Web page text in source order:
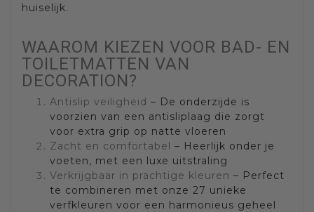
huiselijk.
WAAROM KIEZEN VOOR BAD- EN
TOILETMATTEN VAN
DECORATION?
Antislip veiligheid – De onderzijde is
voorzien van een antisliplaag die zorgt
voor extra grip op natte vloeren
Zacht en comfortabel – Heerlijk onder je
voeten, met een luxe uitstraling
Verkrijgbaar in prachtige kleuren – Perfect
te combineren met onze 27 unieke
verfkleuren voor een harmonieus geheel